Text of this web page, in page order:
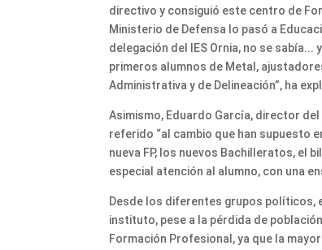
directivo y consiguió este centro de
Ministerio de Defensa lo pasó a
delegación del IES Ornia, no se
primeros alumnos de Metal,
Administrativa y de Delineación”, ha
Asimismo, Eduardo García, director
referido “al cambio que han supuesto
nueva FP, los nuevos Bachilleratos, el
especial atención al alumno, con una
Desde los diferentes grupos políticos,
instituto, pese a la pérdida de
Formación Profesional, ya que la